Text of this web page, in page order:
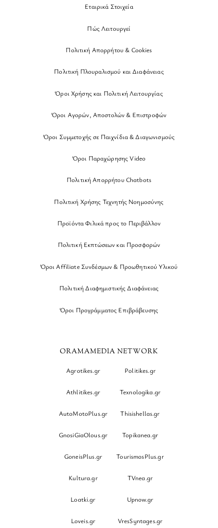
Εταιρικά Στοιχεία
Πώς Λειτουργεί
Πολιτική Απορρήτου & Cookies
Πολιτική Πλουραλισμού και Διαφάνειας
Όροι Χρήσης και Πολιτική Λειτουργίας
Όροι Αγορών, Αποστολών & Επιστροφών
Όροι Συμμετοχής σε Παιχνίδια & Διαγωνισμούς
Όροι Παραχώρησης Video
Πολιτική Απορρήτου Chatbots
Πολιτική Χρήσης Τεχνητής Νοημοσύνης
Προϊόντα Φιλικά προς το Περιβάλλον
Πολιτική Εκπτώσεων και Προσφορών
Όροι Affiliate Συνδέσμων & Προωθητικού Υλικού
Πολιτική Διαφημιστικής Διαφάνειας
Όροι Προγράμματος Επιβράβευσης
ORAMAMEDIA NETWORK
Agrotikes.gr Politikes.gr
Athlitikes.gr Texnologika.gr
AutoMotoPlus.gr Thisishellas.gr
GnosiGiaOlous.gr Topikanea.gr
GoneisPlus.gr TourismosPlus.gr
Kultura.gr TVnea.gr
Loatki.gr Upnow.gr
Loveis.gr VresSyntages.gr